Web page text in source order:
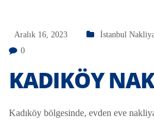
Aralık 16, 2023 İstanbul
0
KADIKÖY
Kadıköy bölgesinde, evden eve